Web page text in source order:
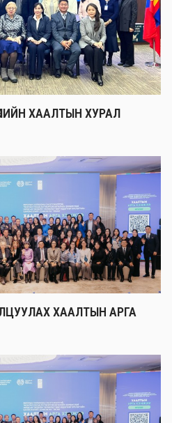
ХААЛТЫН ХУРАЛ
ХААЛТЫН АРГА